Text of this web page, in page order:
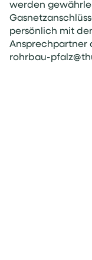
werden
persönlich mit
Ansprechpartner
rohrbau-